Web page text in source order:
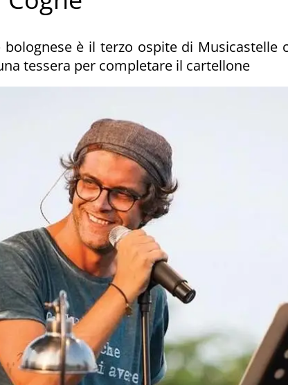
è il terzo ospite di Musicastelle
tessera per completare il cartellone